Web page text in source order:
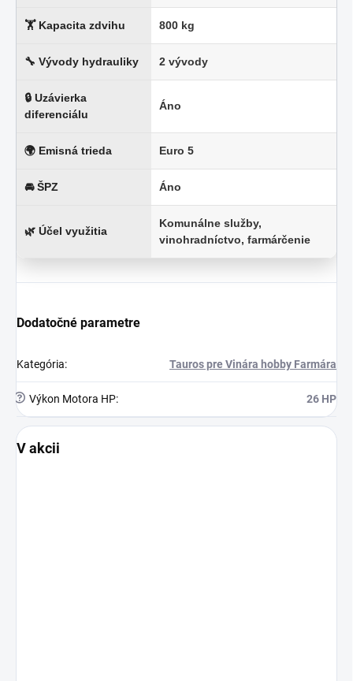
🏋 Kapacita zdvihu 800 kg
🔧 Vývody hydrauliky 2 vývody
🔒 Uzávierka
diferenciálu
Áno
🌍 Emisná trieda Euro 5
🚘 ŠPZ Áno
🌿 Účel využitia
Komunálne služby,
vinohradníctvo, farmárčenie
Dodatočné parametre
Kategória: Tauros pre Vinára hobby Farmára
? Výkon Motora HP: 26 HP
V akcii